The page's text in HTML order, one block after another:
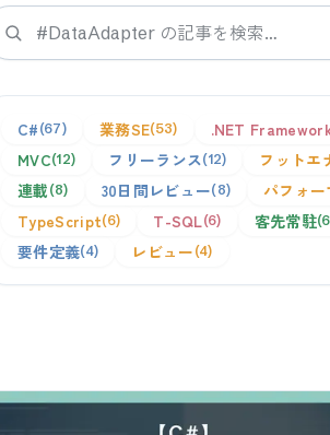
C# 67 業務SE 53 .NET
MVC 12 フリーランス 12 フットエ
連載 8 30日間レビュー 8 パフォ
TypeScript 6 T-SQL 6 客先常駐 6
要件定義 4 レビュー 4